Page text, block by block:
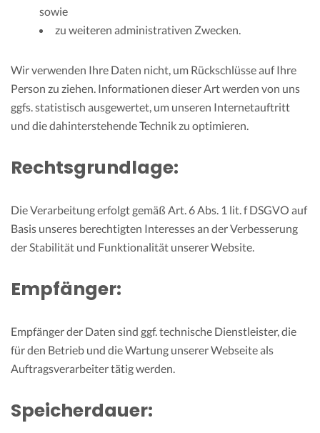
sowie
zu weiteren administrativen Zwecken.
Wir verwenden Ihre Daten nicht, um Rückschlüsse auf Ihre
Person zu ziehen. Informationen dieser Art werden von uns
ggfs. statistisch ausgewertet, um unseren Internetauftritt
und die dahinterstehende Technik zu optimieren.
Rechtsgrundlage:
Die Verarbeitung erfolgt gemäß Art. 6 Abs. 1 lit. f DSGVO auf
Basis unseres berechtigten Interesses an der Verbesserung
der Stabilität und Funktionalität unserer Website.
Empfänger:
Empfänger der Daten sind ggf. technische Dienstleister, die
für den Betrieb und die Wartung unserer Webseite als
Auftragsverarbeiter tätig werden.
Speicherdauer: